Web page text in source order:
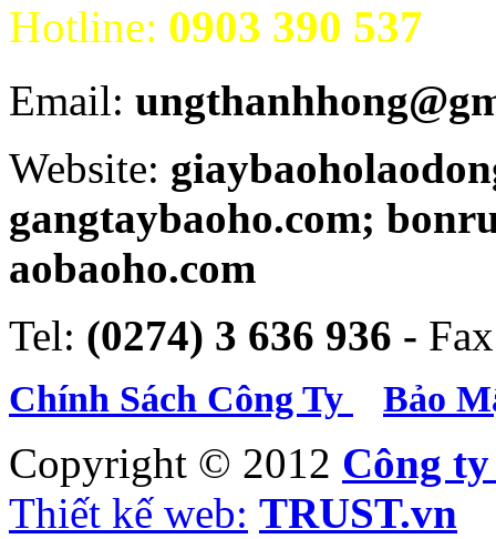
Hotline: 0903 390 537
Email:
Website:
gangtaybaoho.com;
aobaoho.com
Tel: (0274) 3 636 936 -
Chính Sách Công Ty Bảo
Copyright © 2012 Công
Thiết kế web: TRUST.vn